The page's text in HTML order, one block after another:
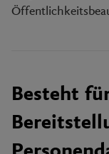
Besteht